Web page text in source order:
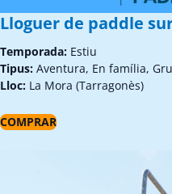
Lloguer de paddle
Temporada: Estiu
Tipus: Aventura, En família,
Lloc: La Mora (Tarragonès)
COMPRAR